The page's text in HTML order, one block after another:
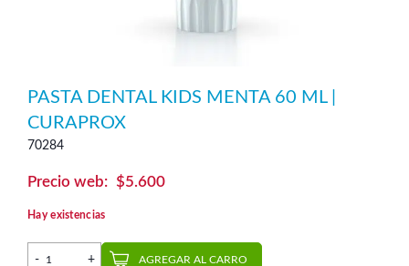
PASTA DENTAL KIDS MENTA 60 ML |
CURAPROX
70284
$5.600
Hay existencias
Pasta Dental Kids Menta 60 ml | Curaprox cantidad
AGREGAR AL CARRO